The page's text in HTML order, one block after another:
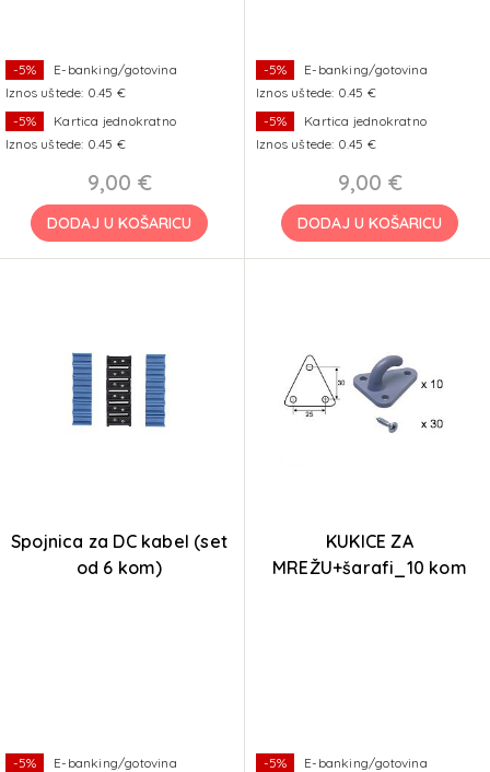
-5%
E-banking/gotovina
Iznos uštede: 0.45 €
-5%
Kartica jednokratno
Iznos uštede: 0.45 €
9,00 €
DODAJ U KOŠARICU
-5%
E-banking/gotovina
Iznos uštede: 0.45 €
-5%
Kartica jednokratno
Iznos uštede: 0.45 €
9,00 €
DODAJ U KOŠARICU
Spojnica za DC kabel (set
od 6 kom)
-5%
E-banking/gotovina
KUKICE ZA
MREŽU+šarafi_10 kom
-5%
E-banking/gotovina